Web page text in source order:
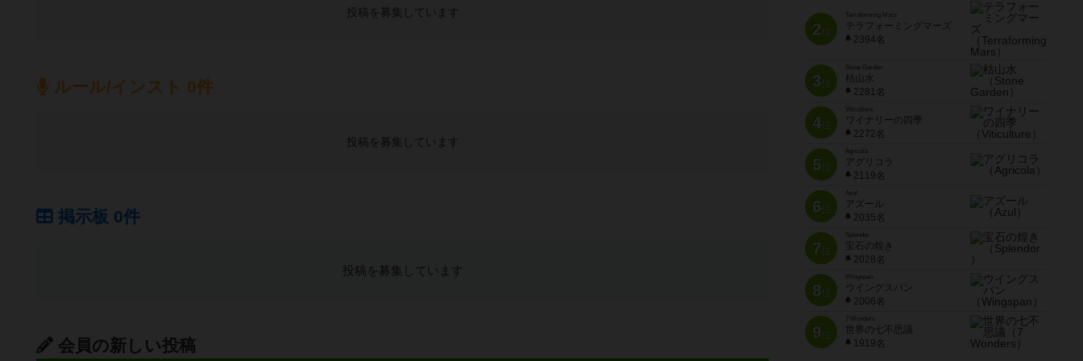
投稿を募集しています
ルール/インスト 0件
投稿を募集しています
掲示板 0件
投稿を募集しています
会員の新しい投稿
2位
Terraforming Mars
テラフォーミングマーズ
2394名
3位
Stone Garden
枯山水
2281名
4位
Viticulture
ワイナリーの四季
2272名
5位
Agricola
アグリコラ
2119名
6位
Azul
アズール
2035名
7位
宝石の煌き
2028名
8位
Wingspan
ウイングスパン
2006名
9位
7 Wonders
世界の七不思議
1919名